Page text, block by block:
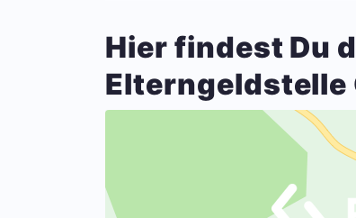
Hier findest Du
Elterngeldstelle